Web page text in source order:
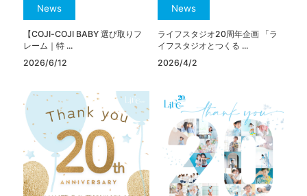
News
【COJI-COJI BABY 選び取りフ
レーム｜特 ...
2026/6/12
News
ライフスタジオ20周年企画 「ラ
イフスタジオとつくる ...
2026/4/2